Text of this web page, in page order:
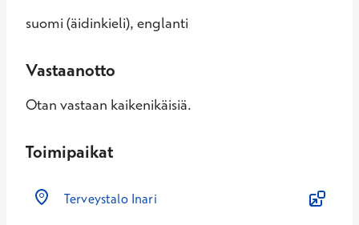
suomi (äidinkieli), englanti
Vastaanotto
Otan vastaan kaikenikäisiä.
Toimipaikat
Terveystalo Inari